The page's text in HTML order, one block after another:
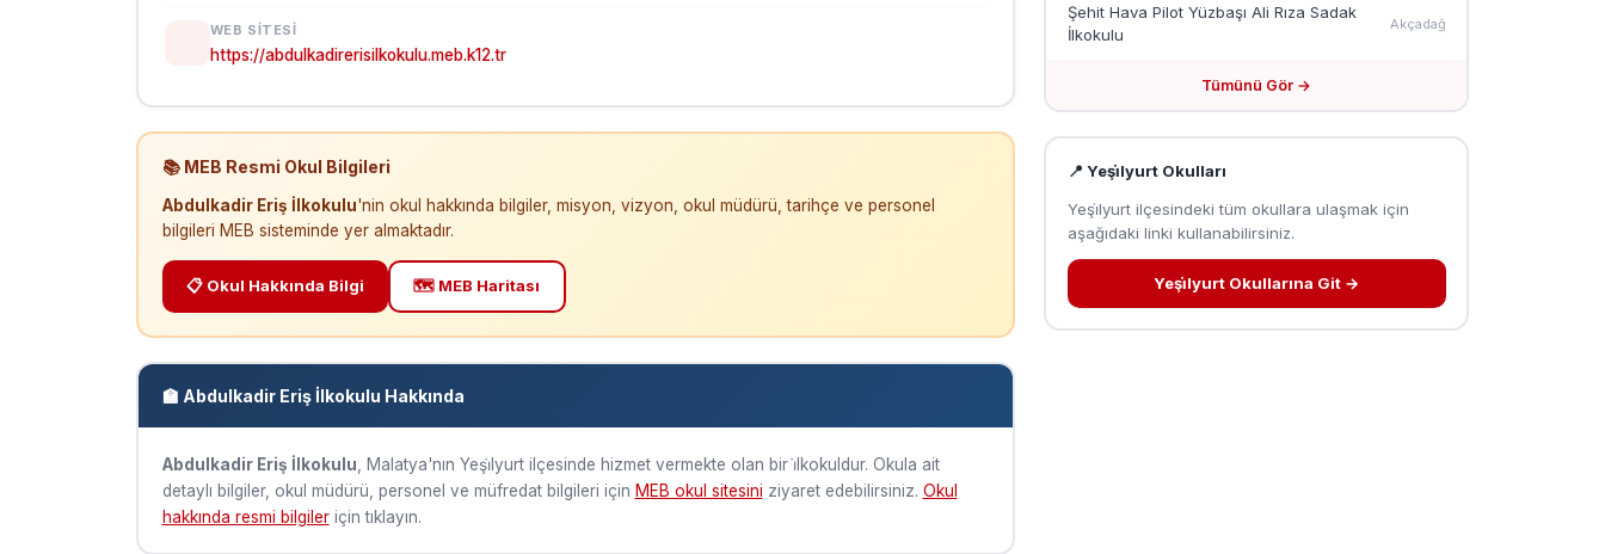
WEB SITESI
https://abdulkadirerisilkokulu.meb.k12.tr
📚 MEB Resmi Okul Bilgileri
Abdulkadir Eriş İlkokulu'nin okul hakkında bilgiler, misyon, vizyon, okul müdürü, tarihçe ve personel
bilgileri MEB sisteminde yer almaktadır.
📋 Okul Hakkında Bilgi 🗺️ MEB Haritası
🏫 Abdulkadir Eriş İlkokulu Hakkında
Abdulkadir Eriş İlkokulu , Malatya'nın Yeşi̇lyurt ilçesinde hizmet vermekte olan bir i̇lkokuldur. Okula ait
detaylı bilgiler, okul müdürü, personel ve müfredat bilgileri için MEB okul sitesini ziyaret edebilirsiniz. Okul
hakkında resmi bilgileriçin tıklayın.
Şehit Hava Pilot Yüzbaşı Ali Rıza Sadak
İlkokulu
Akçadağ
Tümünü Gör →
📍 Yeşi̇lyurt Okulları
Yeşi̇lyurt ilçesindeki tüm okullara ulaşmak için
aşağıdaki linki kullanabilirsiniz.
Yeşi̇lyurt Okullarına Git →